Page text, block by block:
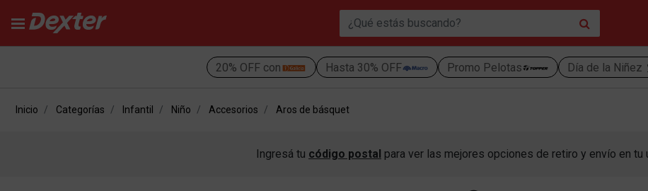
20% OFF con Hasta 30% OFF Promo Pelotas Día de la Niñez
Inicio Categorías Infantil Niño Accesorios Aros de básquet
Ingresá tu código postal para ver las mejores opciones de retiro y envío en tu